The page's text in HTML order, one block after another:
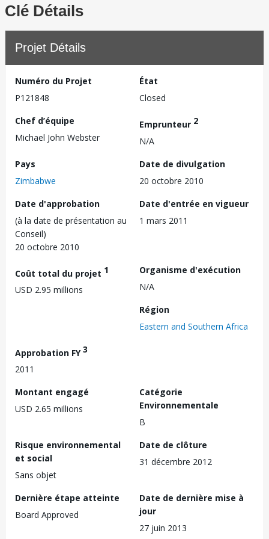
Clé Détails
Projet Détails
Numéro du Projet
P121848
État
Closed
Chef d’équipe
Michael John Webster
Emprunteur 2
N/A
Pays
Zimbabwe
Date de divulgation
20 octobre 2010
Date d'approbation
(à la date de présentation au
Conseil)
20 octobre 2010
Date d'entrée en vigueur
1 mars 2011
Coût total du projet 1
USD 2.95 millions
Organisme d'exécution
N/A
Région
Eastern and Southern Africa
Approbation FY3
2011
Montant engagé
USD 2.65 millions
Catégorie
Environnementale
B
Risque environnemental
et social
Sans objet
Date de clôture
31 décembre 2012
Dernière étape atteinte
Board Approved
Date de dernière mise à
jour
27 juin 2013